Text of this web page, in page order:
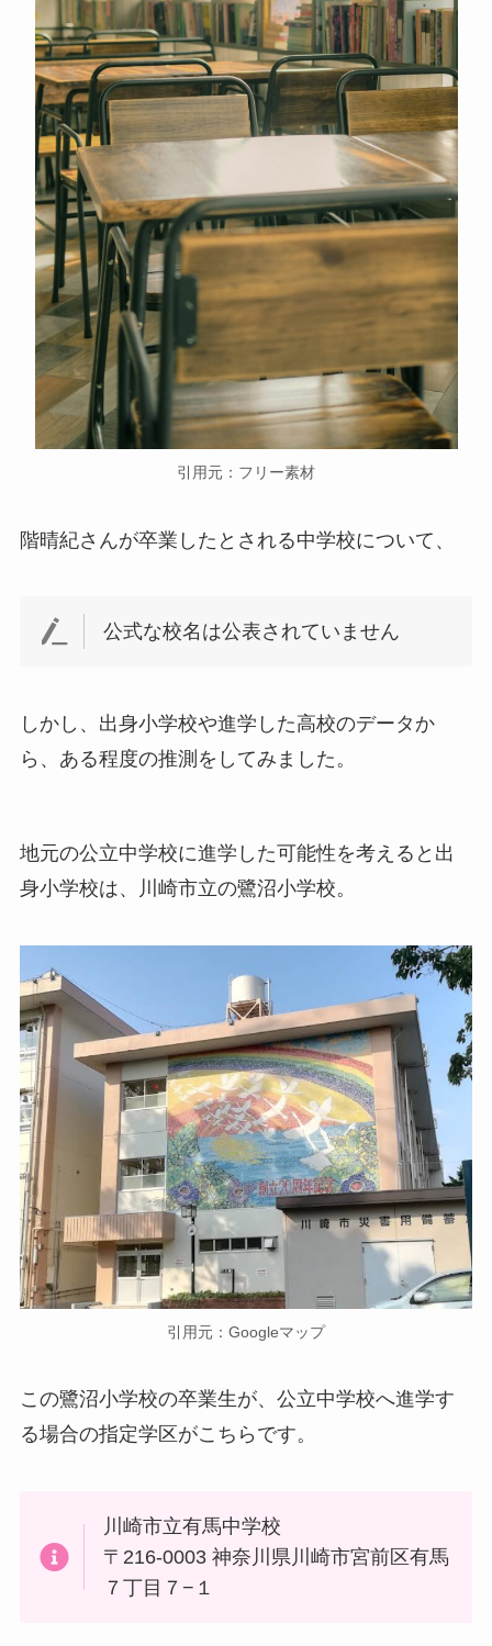
引用元：フリー素材
階晴紀さんが卒業したとされる中学校について、
公式な校名は公表されていません
しかし、出身小学校や進学した高校のデータか
ら、ある程度の推測をしてみました。
地元の公立中学校に進学した可能性を考えると出
身小学校は、川崎市立の鷺沼小学校。
引用元：Googleマップ
この鷺沼小学校の卒業生が、公立中学校へ進学す
る場合の指定学区がこちらです。
川崎市立有馬中学校
〒216-0003 神奈川県川崎市宮前区有馬
７丁目７−１